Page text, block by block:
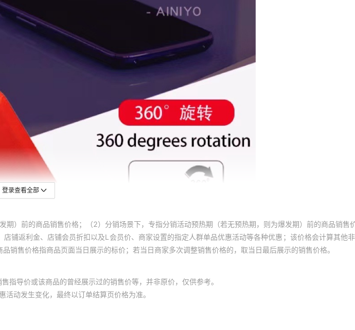
登录查看全部
期）前的商品销售价格；（2）分销场景下，专指分销活动预热期（若无预热期，则为爆发期）前的商品销售
铺返利金、店铺会员折扣以及L会员价、商家设置的指定人群单品优惠活动等各种优惠；该价格会计算其他
售价格指商品页面当日展示的标价；若当日商家多次调整销售价格的，取当日最后展示的销售价格。
指导价或该商品的曾经展示过的销售价等，并非原价，仅供参考。
动发生变化，最终以订单结算页价格为准。